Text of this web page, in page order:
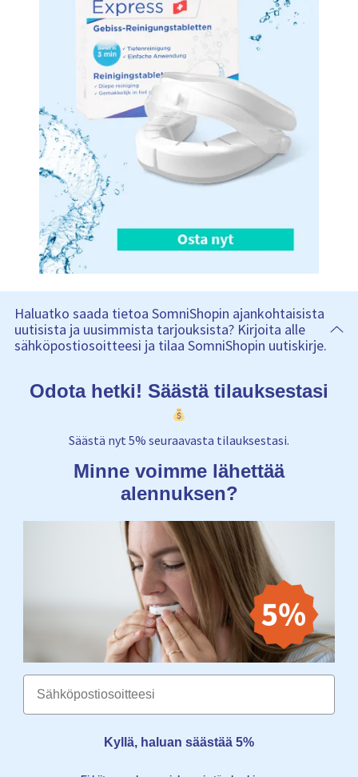
Haluatko saada tietoa SomniShopin ajankohtaisista
uutisista ja uusimmista tarjouksista? Kirjoita alle
sähköpostiosoitteesi ja tilaa SomniShopin uutiskirje.
Odota hetki! Säästä tilauksestasi
Säästä nyt 5% seuraavasta tilauksestasi.
Minne voimme lähettää
alennuksen?
Email
Kyllä, haluan säästää 5%